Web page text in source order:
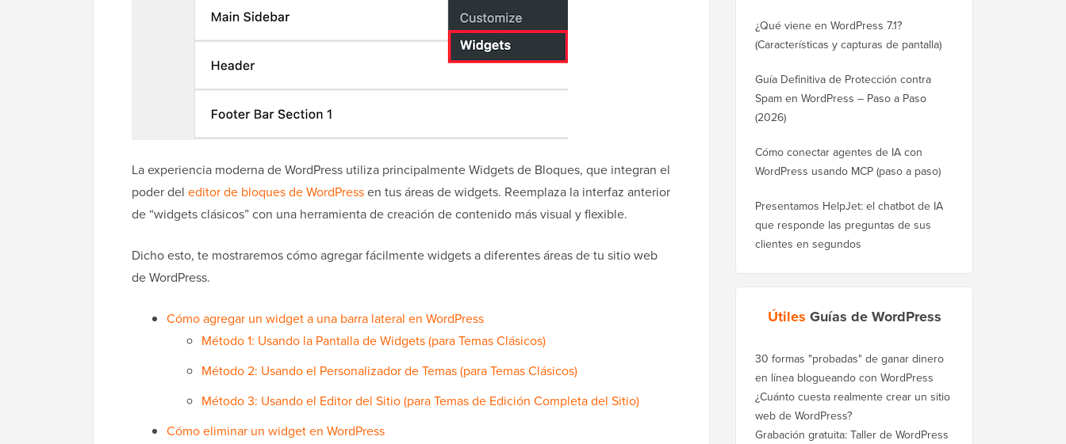
La experiencia moderna de WordPress utiliza principalmente Widgets de Bloques, que integran el
poder del editor de bloques de WordPressen tus áreas de widgets. Reemplaza la interfaz anterior
de “widgets clásicos” con una herramienta de creación de contenido más visual y flexible.
Dicho esto, te mostraremos cómo agregar fácilmente widgets a diferentes áreas de tu sitio web
de WordPress.
Cómo agregar un widget a una barra lateral en WordPress
Método 1: Usando la Pantalla de Widgets (para Temas Clásicos)
Método 2: Usando el Personalizador de Temas (para Temas Clásicos)
Método 3: Usando el Editor del Sitio (para Temas de Edición Completa del Sitio)
Cómo eliminar un widget en WordPress
¿Qué viene en WordPress 7.1?
(Características y capturas de pantalla)
Guía Definitiva de Protección contra
Spam en WordPress – Paso a Paso
(2026)
Cómo conectar agentes de IA con
WordPress usando MCP (paso a paso)
Presentamos HelpJet: el chatbot de IA
que responde las preguntas de sus
clientes en segundos
Útiles Guías de WordPress
30 formas "probadas" de ganar dinero
en línea blogueando con WordPress
¿Cuánto cuesta realmente crear un sitio
web de WordPress?
Grabación gratuita: Taller de WordPress